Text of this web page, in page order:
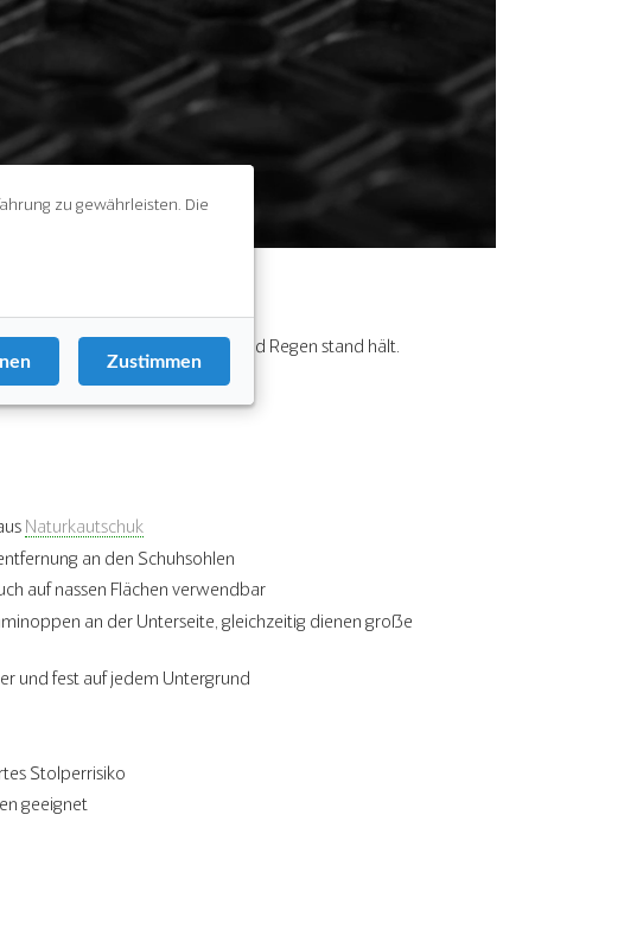
Settings
wie Schnee und Regen stand hält.
Naturkautschuk
an den Schuhsohlen
auf nassen Flächen verwendbar
an der Unterseite, gleichzeitig dienen große
und fest auf jedem Untergrund
Stolperrisiko
geeignet
zu gewährleisten. Die
Zustimmen